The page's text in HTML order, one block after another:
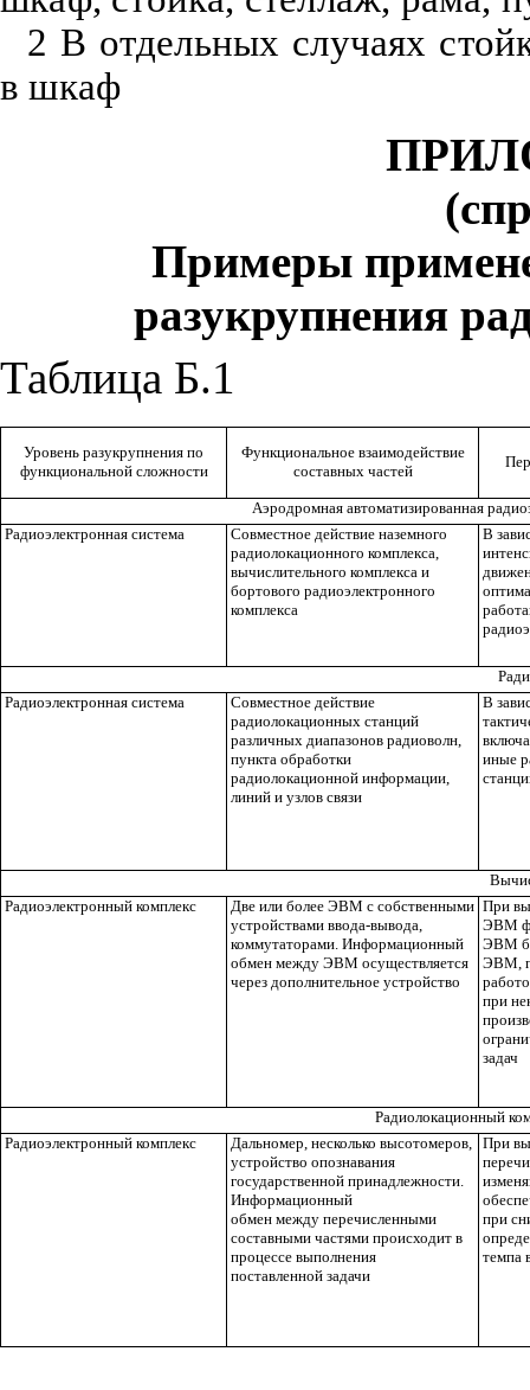
2 В отдельных случаях
в шкаф
Примеры
разукрупнения
Таблица Б.1
Уровень разукрупнения по
функциональной сложности
Функциональное взаимодействие
составных частей
Аэродромная автоматизированная
Радиоэлектронная система
Совместное действие наземного
радиолокационного комплекса,
вычислительного комплекса и
бортового радиоэлектронного
комплекса
В
Радиоэлектронная система
Совместное действие
радиолокационных станций
различных диапазонов радиоволн,
пункта обработки
радиолокационной информации,
линий и узлов связи
В
иные
Радиоэлектронный комплекс
Две или более ЭВМ с собственными
устройствами ввода-вывода,
коммутаторами. Информационный
обмен между ЭВМ осуществляется
через дополнительное устройство
При
ЭВМ
ЭВМ
ЭВМ,
при
задач
Радиолокационный
Радиоэлектронный комплекс
Дальномер, несколько высотомеров,
устройство опознавания
государственной принадлежности.
Информационный
обмен между перечисленными
составными частями происходит в
процессе выполнения
поставленной задачи
При
при
темпа